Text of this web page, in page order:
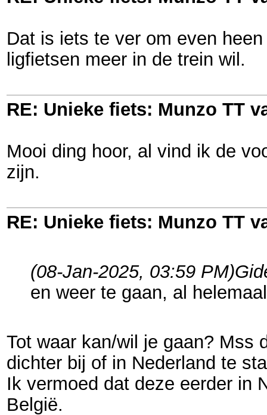
Dat is iets te ver om even
ligfietsen meer in de trein wil.
RE: Unieke fiets: Munzo TT
Mooi ding hoor, al vind ik de
zijn.
RE: Unieke fiets: Munzo TT
(08-Jan-2025, 03:59 PM)
en weer te gaan, al
Tot waar kan/wil je gaan? Mss
dichter bij of in Nederland te
Ik vermoed dat deze eerder in
België.